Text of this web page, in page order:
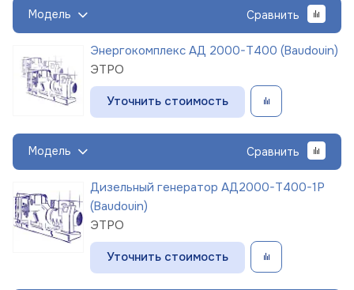
Модель Сравнить
Энергокомплекс АД 2000-Т400 (Baudouin)
ЭТРО
Уточнить стоимость
Модель Сравнить
Дизельный генератор АД2000-Т400-1Р
(Baudouin)
ЭТРО
Уточнить стоимость